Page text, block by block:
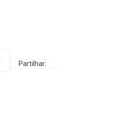
Partilhar: